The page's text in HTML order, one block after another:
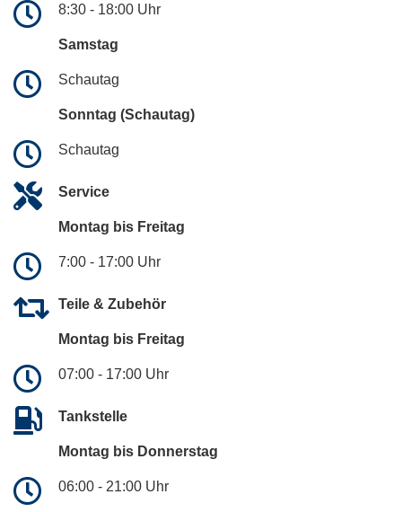
8:30 - 18:00 Uhr
Samstag
Schautag
Sonntag (Schautag)
Schautag
Service
Montag bis Freitag
7:00 - 17:00 Uhr
Teile & Zubehör
Montag bis Freitag
07:00 - 17:00 Uhr
Tankstelle
Montag bis Donnerstag
06:00 - 21:00 Uhr